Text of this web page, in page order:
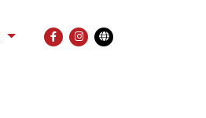
FACEBOOK
INSTAGRAM
Übersetzung